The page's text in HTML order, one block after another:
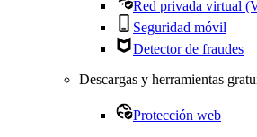
Red privada virtual
Seguridad móvil
Detector de fraudes
Descargas y herramientas
Protección web